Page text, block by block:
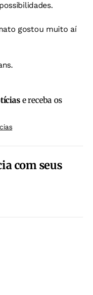
gostou muito aí
.
e receba os
com seus